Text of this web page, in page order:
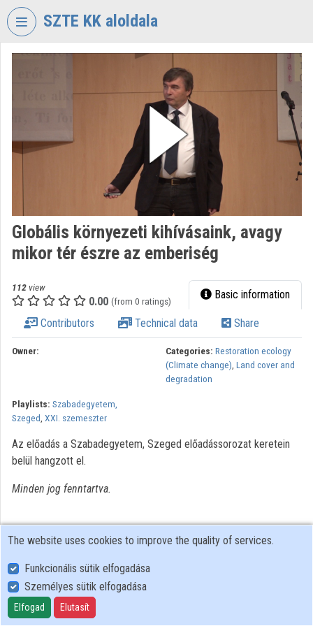
Skip header
SZTE KK aloldala
KLEBELSBERG
Organization discovery
Categories
Organizations
Globális környezeti kihívásaink, avagy
mikor tér észre az emberiség
112 view
0.00 (from 0 ratings) Basic information
Contributors Technical data Share
Owner: Categories: Restoration ecology
(Climate change), Land cover and
degradation
Playlists: Szabadegyetem,
Szeged, XXI. szemeszter
Az előadás a Szabadegyetem, Szeged előadássorozat keretein
belül hangzott el.
Minden jog fenntartva.
User Policy
Adatkezelési tájékoztató (en)
Cookie Policy
The website uses cookies to improve the quality of services.
Funkcionális sütik elfogadása
Személyes sütik elfogadása
Elfogad Elutasít